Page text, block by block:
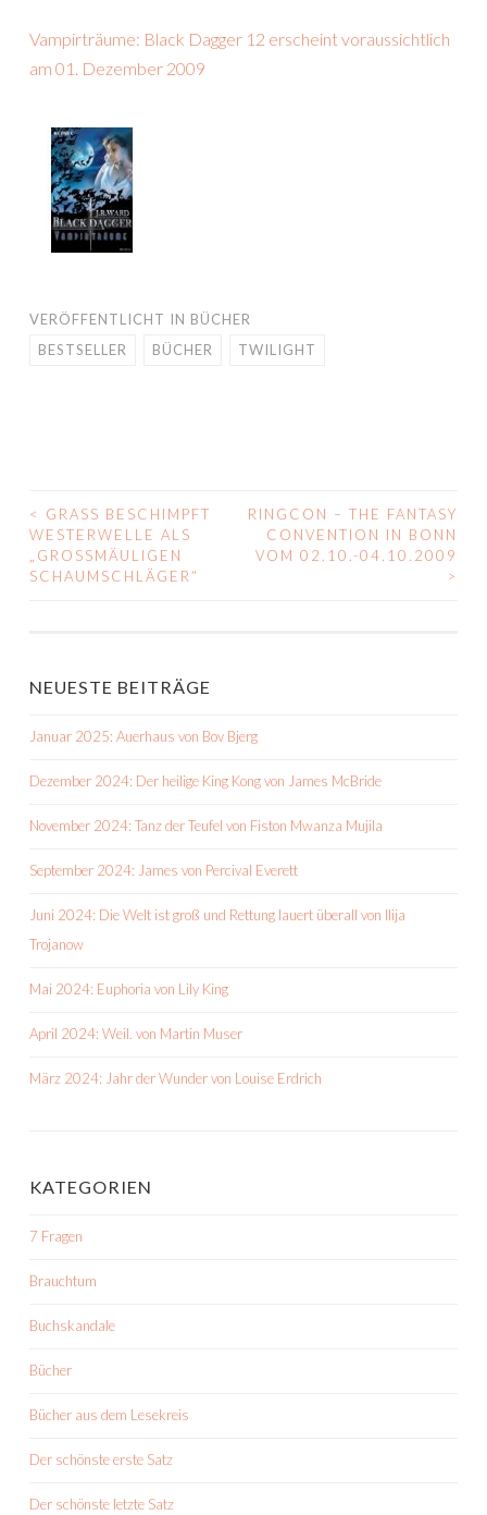
Vampirträume: Black Dagger 12 erscheint voraussichtlich
am 01. Dezember 2009
VERÖFFENTLICHT IN BÜCHER
BESTSELLER
BÜCHER TWILIGHT
BEITRAGS-
NAVIGATION
<
GRASS BESCHIMPFT
WESTERWELLE ALS
„GROSSMÄULIGEN S
CHAUMSCHLÄGER“
RINGCON – THE FANTASY
CONVENTION IN BONN
VOM 02.10.-04.10.2009
>
NEUESTE BEITRÄGE
Januar 2025: Auerhaus von Bov Bjerg
Dezember 2024: Der heilige King Kong von James McBride
November 2024: Tanz der Teufel von Fiston Mwanza Mujila
September 2024: James von Percival Everett
Juni 2024: Die Welt ist groß und Rettung lauert überall von Ilija
Trojanow
Mai 2024: Euphoria von Lily King
April 2024: Weil. von Martin Muser
März 2024: Jahr der Wunder von Louise Erdrich
KATEGORIEN
7 Fragen
Brauchtum
Buchskandale
Bücher
Bücher aus dem Lesekreis
Der schönste erste Satz
Der schönste letzte Satz